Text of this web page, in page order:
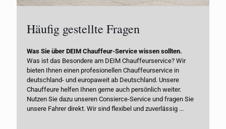
Häufig gestellte Fragen
Was Sie über DEIM Chauffeur-Service wissen sollten.
Was ist das Besondere am DEIM Chauffeurservice? Wir
bieten Ihnen einen profesionellen Chauffeurservice in
deutschland- und europaweit ab Deutschland. Unsere
Chauffeure helfen Ihnen gerne auch persönlich weiter.
Nutzen Sie dazu unseren Consierce-Service und fragen Sie
unsere Fahrer direkt. Wir sind flexibel und zuverlässig ...